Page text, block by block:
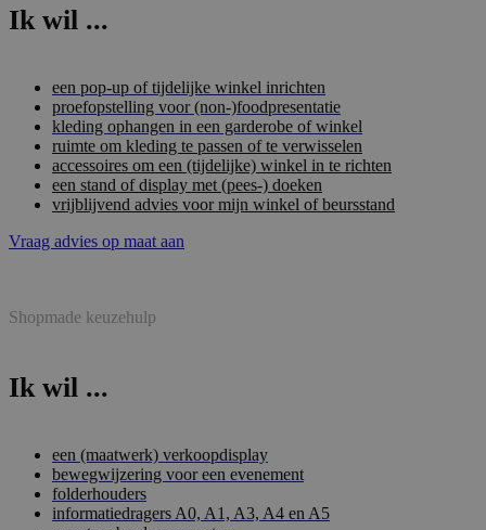
Ik wil ...
een pop-up of tijdelijke winkel inrichten
proefopstelling voor (non-)foodpresentatie
kleding ophangen in een garderobe of winkel
ruimte om kleding te passen of te verwisselen
accessoires om een (tijdelijke) winkel in te richten
een stand of display met (pees-) doeken
vrijblijvend advies voor mijn winkel of beursstand
Vraag advies op maat aan
Shopmade keuzehulp
Ik wil ...
een (maatwerk) verkoopdisplay
bewegwijzering voor een evenement
folderhouders
informatiedragers A0, A1, A3, A4 en A5